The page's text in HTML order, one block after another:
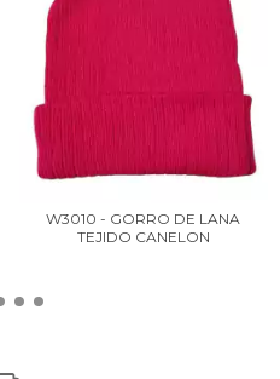
W3010 - GORRO DE LANA
TEJIDO CANELON